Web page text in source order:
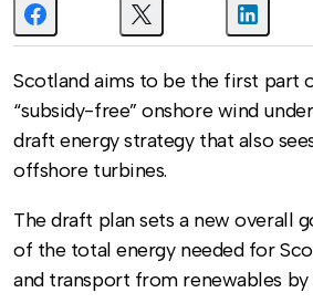
Scotland aims to be the first part
“subsidy-free” onshore wind
draft energy strategy that also
offshore turbines.
The draft plan sets a new overall
of the total energy needed for
and transport from renewables by